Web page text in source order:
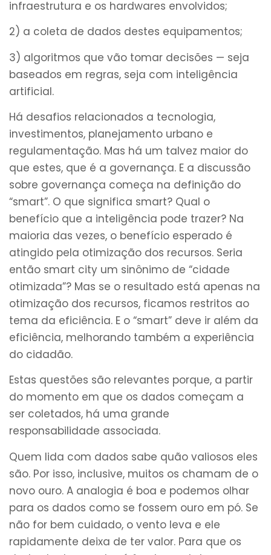
infraestrutura e os hardwares envolvidos;
2) a coleta de dados destes equipamentos;
3) algoritmos que vão tomar decisões — seja
baseados em regras, seja com inteligência
artificial.
Há desafios relacionados a tecnologia,
investimentos, planejamento urbano e
regulamentação. Mas há um talvez maior do
que estes, que é a governança. E a discussão
sobre governança começa na definição do
“smart”. O que significa smart? Qual o
benefício que a inteligência pode trazer? Na
maioria das vezes, o benefício esperado é
atingido pela otimização dos recursos. Seria
então smart city um sinônimo de “cidade
otimizada”? Mas se o resultado está apenas na
otimização dos recursos, ficamos restritos ao
tema da eficiência. E o “smart” deve ir além da
eficiência, melhorando também a experiência
do cidadão.
Estas questões são relevantes porque, a partir
do momento em que os dados começam a
ser coletados, há uma grande
responsabilidade associada.
Quem lida com dados sabe quão valiosos eles
são. Por isso, inclusive, muitos os chamam de o
novo ouro. A analogia é boa e podemos olhar
para os dados como se fossem ouro em pó. Se
não for bem cuidado, o vento leva e ele
rapidamente deixa de ter valor. Para que os